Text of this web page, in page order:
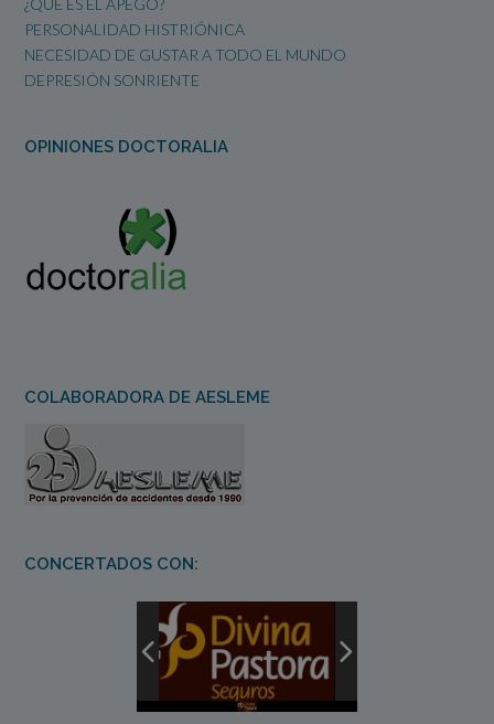
¿QUÉ ES EL APEGO?
PERSONALIDAD HISTRIÓNICA
NECESIDAD DE GUSTAR A TODO EL MUNDO
DEPRESIÓN SONRIENTE
OPINIONES DOCTORALIA
COLABORADORA DE AESLEME
CONCERTADOS CON: